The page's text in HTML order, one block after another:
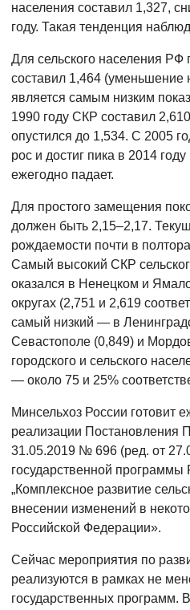
населения составил 1,327,
году. Такая тенденция
Для сельского населения РФ
составил 1,464 (уменьшение
является самым низким
1990 году СКР составил
опустился до 1,534. С 2005
рос и достиг пика в 2014
ежегодно падает.
Для простого замещения
должен быть 2,15–2,17.
рождаемости почти в
Самый высокий СКР
оказался в Ненецком и
округах (2,751 и 2,619
самый низкий — в
Севастополе (0,849) и
городского и сельского
— около 75 и 25%
Минсельхоз России готовит
реализации Постановления
31.05.2019 № 696 (ред. от
государственной
„Комплексное развитие
внесении изменений в
Российской Федерации».
Сейчас мероприятия по
реализуются в рамках не
государственных программ.